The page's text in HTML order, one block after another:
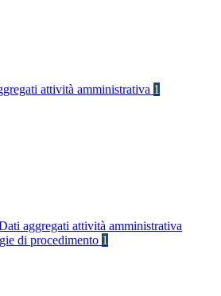
attività amministrativa 1
aggregati attività amministrativa
di procedimento 1